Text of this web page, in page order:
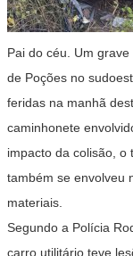
Pai do céu. Um
de Poções no
feridas na manhã
caminhonete
impacto da colisão, o
também se envolveu
materiais.
Segundo a Polícia
carro utilitário teve